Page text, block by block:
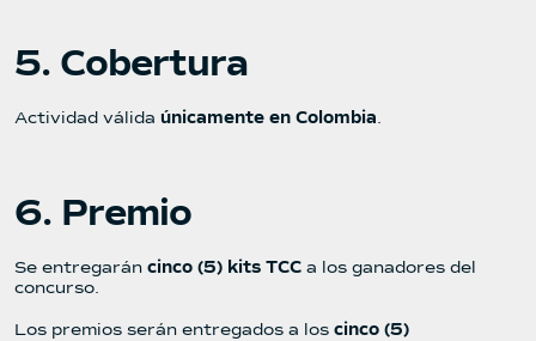
5. Cobertura
Actividad válida únicamente en Colombia.
6. Premio
Se entregarán cinco (5) kits TCC a los ganadores del
concurso.
Los premios serán entregados a los cinco (5)